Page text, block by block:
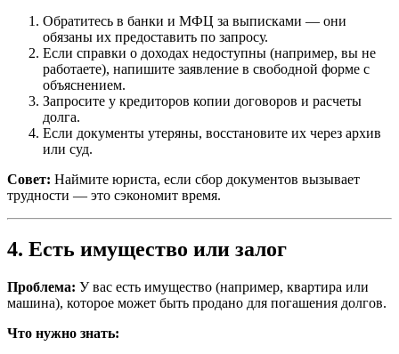
Обратитесь в банки и МФЦ за выписками — они
обязаны их предоставить по запросу.
Если справки о доходах недоступны (например, вы не
работаете), напишите заявление в свободной форме с
объяснением.
Запросите у кредиторов копии договоров и расчеты
долга.
Если документы утеряны, восстановите их через архив
или суд.
Совет: Наймите юриста, если сбор документов вызывает
трудности — это сэкономит время.
4. Есть имущество или залог
Проблема: У вас есть имущество (например, квартира или
машина), которое может быть продано для погашения долгов.
Что нужно знать: